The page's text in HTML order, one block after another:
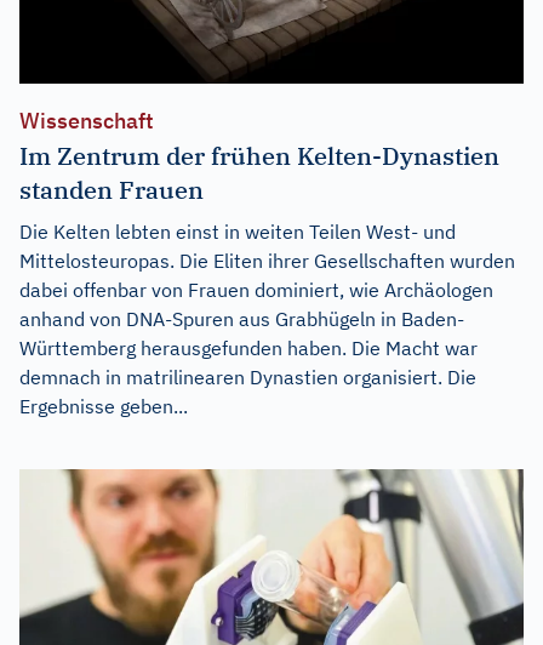
Wissenschaft
Im Zentrum der frühen Kelten-Dynastien
standen Frauen
Die Kelten lebten einst in weiten Teilen West- und
Mittelosteuropas. Die Eliten ihrer Gesellschaften wurden
dabei offenbar von Frauen dominiert, wie Archäologen
anhand von DNA-Spuren aus Grabhügeln in Baden-
Württemberg herausgefunden haben. Die Macht war
demnach in matrilinearen Dynastien organisiert. Die
Ergebnisse geben...